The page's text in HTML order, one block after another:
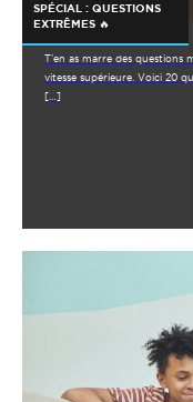
SPÉCIAL : QUESTIONS
EXTRÊMES 🔥
T’en as marre des questions
vitesse supérieure. Voici 20
[…]